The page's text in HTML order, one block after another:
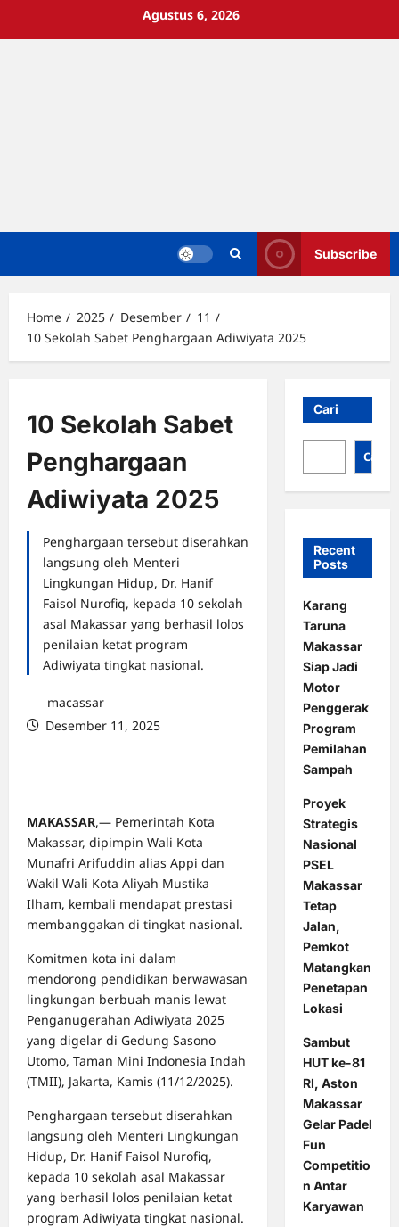
Agustus 6, 2026
Subscribe
Home 2025 Desember
11
10 Sekolah Sabet Penghargaan Adiwiyata 2025
10 Sekolah Sabet
Penghargaan
Adiwiyata 2025
Penghargaan tersebut diserahkan
langsung oleh Menteri
Lingkungan Hidup, Dr. Hanif
Faisol Nurofiq, kepada 10 sekolah
asal Makassar yang berhasil lolos
penilaian ketat program
Adiwiyata tingkat nasional.
macassar
Desember 11, 2025
MAKASSAR,— Pemerintah Kota
Makassar, dipimpin Wali Kota
Munafri Arifuddin alias Appi dan
Wakil Wali Kota Aliyah Mustika
Ilham, kembali mendapat prestasi
membanggakan di tingkat nasional.
Komitmen kota ini dalam
mendorong pendidikan berwawasan
lingkungan berbuah manis lewat
Penganugerahan Adiwiyata 2025
yang digelar di Gedung Sasono
Utomo, Taman Mini Indonesia Indah
(TMII), Jakarta, Kamis (11/12/2025).
Penghargaan tersebut diserahkan
langsung oleh Menteri Lingkungan
Hidup, Dr. Hanif Faisol Nurofiq,
kepada 10 sekolah asal Makassar
yang berhasil lolos penilaian ketat
program Adiwiyata tingkat nasional.
Cari
Cari
Recent
Posts
Karang
Taruna
Makassar
Siap Jadi
Motor
Penggerak
Program
Pemilahan
Sampah
Proyek
Strategis
Nasional
PSEL
Makassar
Tetap
Jalan,
Pemkot
Matangkan
Penetapan
Lokasi
Sambut
HUT ke-81
RI, Aston
Makassar
Gelar Padel
Fun
Competitio
n Antar
Karyawan